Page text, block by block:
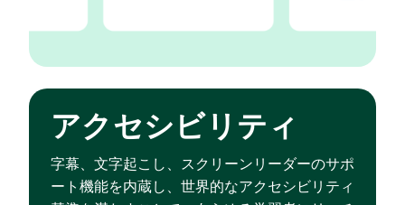
アクセシビリティ
字幕、文字起こし、スクリーンリーダーのサポ
ート機能を内蔵し、世界的なアクセシビリティ